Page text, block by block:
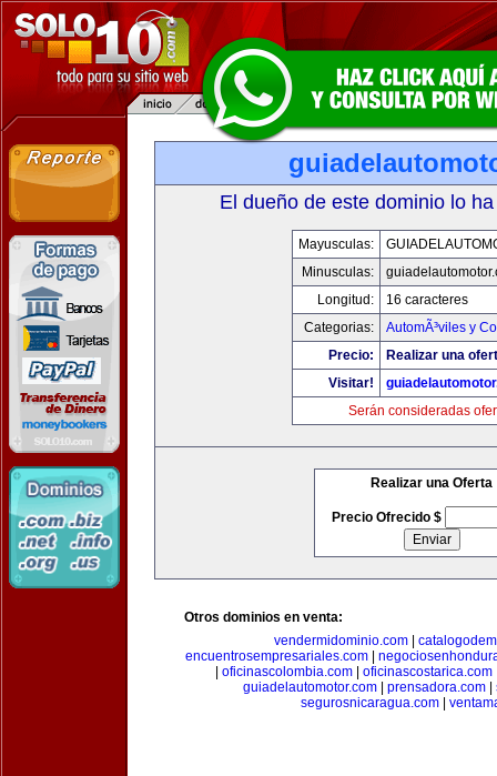
El dueño de este dominio lo
Mayusculas:
Minusculas:
Longitud:
16 caracteres
Categorias:
AutomÃ³viles y
Precio:
Realizar una
Visitar!
Serán consideradas
Realizar una Oferta
Precio Ofrecido $
Otros dominios en venta:
vendermidominio.com|
encuentrosempresariales.com|
oficinascolombia.com| oficinascostarica.com
guiadelautomotor.com
prensadora.com
segurosnicaragua.com